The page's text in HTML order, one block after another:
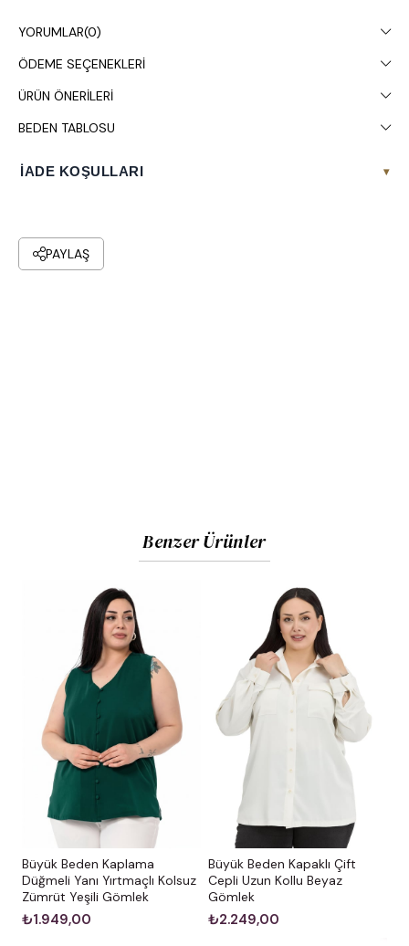
YORUMLAR(0)
ÖDEME SEÇENEKLERI
ÜRÜN ÖNERILERI
BEDEN TABLOSU
İADE KOŞULLARI ▾
PAYLAŞ
Benzer Ürünler
Büyük Beden Kaplama
Düğmeli Yanı Yırtmaçlı Kolsuz
Zümrüt Yeşili Gömlek
₺1.949,00
Büyük Beden Kapaklı Çift
Cepli Uzun Kollu Beyaz
Gömlek
₺2.249,00